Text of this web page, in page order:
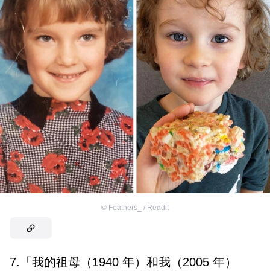
© Feathers_ / Reddit
7.「我的祖母（1940 年）和我（2005 年）